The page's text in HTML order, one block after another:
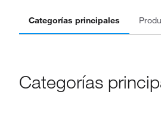
Categorías principales
Categorías